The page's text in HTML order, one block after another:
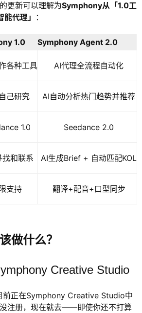
更新可以理解为Symphony从「1.0工
代理」
：
1.0 Symphony Agent 2.0
各种工具 AI代理全流程自动化
己研究 AI自动分析热门趋势并推荐
1.0 Seedance 2.0
找和联系 AI生成Brief + 自动匹配KOL
支持 翻译+配音+口型同步
做什么？
Creative Studio
正在Symphony Creative Studio中
注册，现在就去——即使你还不打算